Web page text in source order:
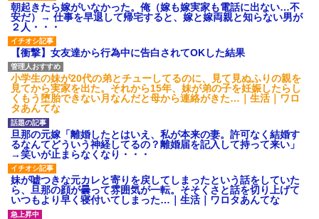
朝起きたら嫁がいなかった。俺（嫁も嫁実家も電話に出ない…不
安だ）→ 仕事を早退して帰宅すると、嫁と嫁両親と知らない男が
２人・・・
【衝撃】女友達から行為中に告白されてOKした結果
小学生の妹が20代の弟とチューしてるのに、見て見ぬふりの親を
見てから実家を出た。それから15年、妹が弟の子を妊娠したらし
くもう堕胎できない月なんだと母から連絡がきた…｜生活｜ワロ
タあんてな
旦那の元嫁「離婚したとはいえ、私が本来の妻。許可なく結婚す
るなんてどういう神経してるの？離婚届を記入して持って来い」
→笑いが止まらなくなり・・・
妹が嘘つきな元カレと寄りを戻してしまったという話をしていた
ら、旦那の顔が曇って雰囲気が一転。そそくさと話を切り上げて
いつもより早く寝付いてしまった…｜生活｜ワロタあんてな